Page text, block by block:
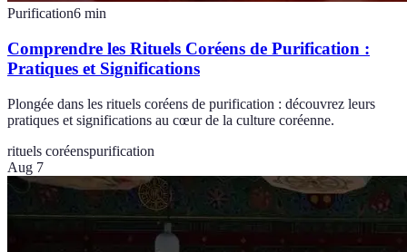
Purification6 min
Comprendre les Rituels Coréens de Purification :
Pratiques et Significations
Plongée dans les rituels coréens de purification : découvrez leurs
pratiques et significations au cœur de la culture coréenne.
rituels coréenspurification
Aug 7